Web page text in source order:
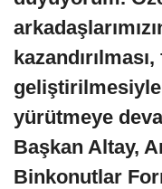
yürütmeye
Başkan Altay,
Binkonutlar